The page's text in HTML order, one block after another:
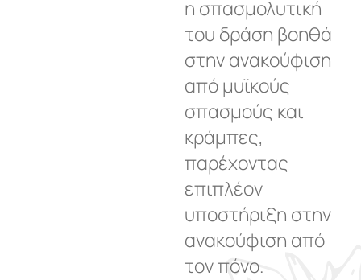
η σπασμολυτική
του δράση βοηθά
στην ανακούφιση
από μυϊκούς
σπασμούς και
κράμπες,
παρέχοντας
επιπλέον
υποστήριξη στην
ανακούφιση από
τον πόνο.